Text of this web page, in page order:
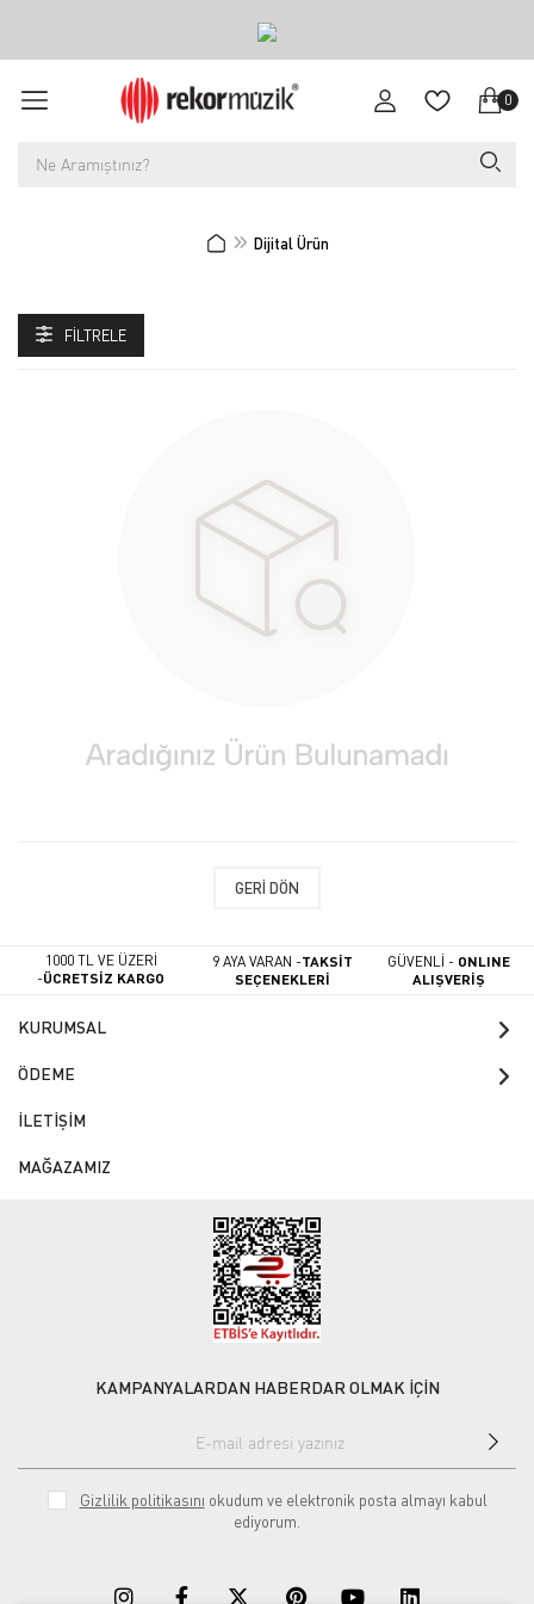
0
Dijital Ürün
FILTRELE
GERI DÖN
1000 TL VE ÜZERİ
-ÜCRETSİZ KARGO
9 AYA VARAN -TAKSİT
SEÇENEKLERİ
GÜVENLİ - ONLINE
ALIŞVERİŞ
KURUMSAL
ÖDEME
İLETİŞİM
MAĞAZAMIZ
KAMPANYALARDAN HABERDAR OLMAK İÇİN
Gizlilik politikasını okudum ve elektronik posta almayı kabul
ediyorum.